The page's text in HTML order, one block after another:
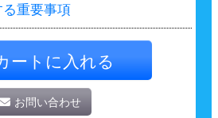
重要事項
ートに入れる
お問い合わせ